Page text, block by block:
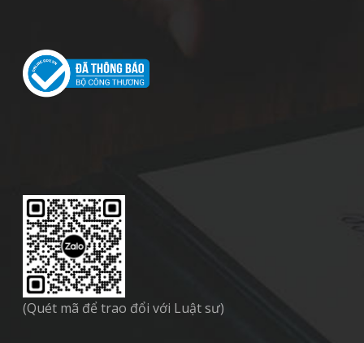
(Quét mã để trao đổi với Luật sư)